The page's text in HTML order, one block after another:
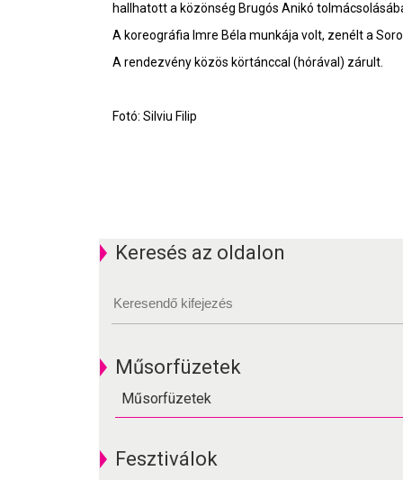
hallhatott a közönség Brugós Anikó
A koreográfia Imre Béla munkája volt, zenélt a
A rendezvény közös körtánccal (hórával) zárult.
Fotó: Silviu Filip
Keresés az oldalon
Műsorfüzetek
Műsorfüzetek
Fesztiválok